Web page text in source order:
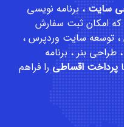
سایت ،برنامه نویسی
امکانثبت سفارش
، توسعه سایت وردپرس ،
بنر ، برنامه
پرداخت اقساطیرا فراهم